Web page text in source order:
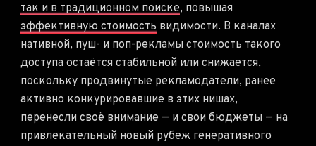
так и в традиционном поиске, повышая
эффективную стоимость видимости. В каналах
нативной, пуш- и поп-рекламы стоимость такого
доступа остаётся стабильной или снижается,
поскольку продвинутые рекламодатели, ранее
активно конкурировавшие в этих нишах,
перенесли своё внимание — и свои бюджеты — на
привлекательный новый рубеж генеративного